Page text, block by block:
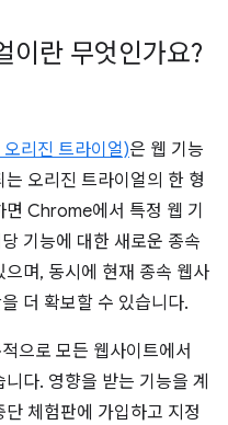
이란 무엇인가요?
리진 트라이얼)은 웹 기능
오리진 트라이얼의 한 형
Chrome에서 특정 웹 기
기능에 대한 새로운 종속
며, 동시에 현재 종속 웹사
더 확보할 수 있습니다.
으로 모든 웹사이트에서
다. 영향을 받는 기능을 계
체험판에 가입하고 지정